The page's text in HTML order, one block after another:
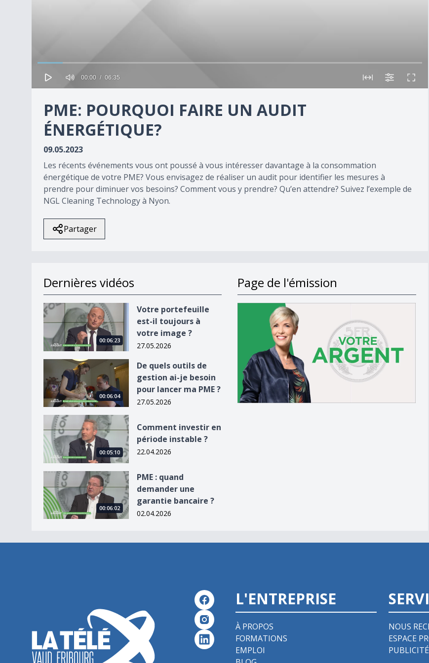
seconds Volume
00:00 06:35
PME: POURQUOI FAIRE UN AUDIT
ÉNERGÉTIQUE?
09.05.2023
Les récents événements vous ont poussé à vous intéresser davantage à la consommation
énergétique de votre PME? Vous envisagez de réaliser un audit pour identifier les mesures à
prendre pour diminuer vos besoins? Comment vous y prendre? Qu’en attendre? Suivez l’exemple de
NGL Cleaning Technology à Nyon.
Partager
Dernières vidéos
Votre portefeuille est-il toujours à votre image ?
00:06:23
Votre portefeuille
est-il toujours à
votre image ?
27.05.2026
De quels outils de gestion ai-je besoin pour lancer ma PME ?
00:06:04
De quels outils de
gestion ai-je besoin
pour lancer ma PME ?
27.05.2026
Comment investir en période instable ?
00:05:10
Comment investir en
période instable ?
22.04.2026
PME : quand demander une garantie bancaire ?
00:06:02
PME : quand
demander une
garantie bancaire ?
02.04.2026
Page de l'émission
L'ENTREPRISE
À PROPOS
FORMATIONS
EMPLOI
NOUS
ESPACE
PUBLICITÉ